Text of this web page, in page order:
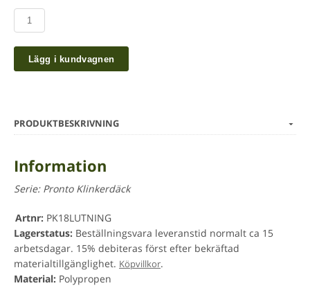
Lägg i kundvagnen
PRODUKTBESKRIVNING
Information
Serie: Pronto Klinkerdäck
Artnr: PK18LUTNING
Lagerstatus: Beställningsvara leveranstid normalt ca 15
arbetsdagar. 15% debiteras först efter bekräftad
materialtillgänglighet. Köpvillkor.
Material: Polypropen